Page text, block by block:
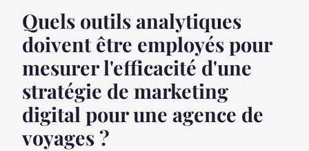
Quels outils analytiques
doivent être employés pour
mesurer l'efficacité d'une
stratégie de marketing
digital pour une agence de
voyages ?